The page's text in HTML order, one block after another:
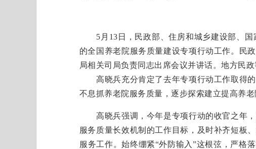
5月13日，民政部、住房和城乡建设部、国
的全国养老院服务质量建设专项行动工作。民
局相关司局负责同志出席会议并讲话。地方民
高晓兵充分肯定了去年专项行动工作取得的
不息抓养老院服务质量，逐步探索建立提高养
高晓兵强调，今年是专项行动的收官之年，
服务质量长效机制的工作目标，及时补齐短板
服务工作。始终绷紧“外防输入”这根弦，严格